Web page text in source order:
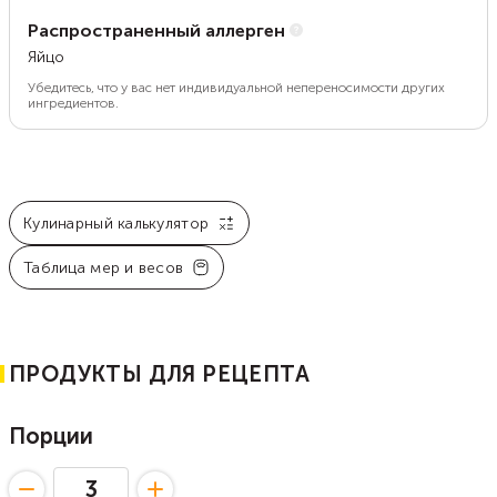
Распространенный аллерген
Яйцо
Убедитесь, что у вас нет индивидуальной непереносимости других
ингредиентов.
Кулинарный калькулятор
Таблица мер и весов
ПРОДУКТЫ ДЛЯ РЕЦЕПТА
Порции